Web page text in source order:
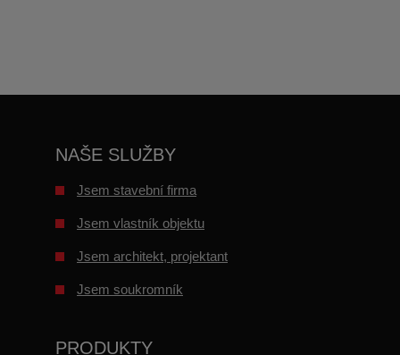
NAŠE SLUŽBY
Jsem stavební firma
Jsem vlastník objektu
Jsem architekt, projektant
Jsem soukromník
PRODUKTY